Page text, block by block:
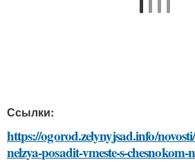
Ссылки:
https://ogorod.zelynyjsad.info/
nelzya-posadit-vmeste-s-